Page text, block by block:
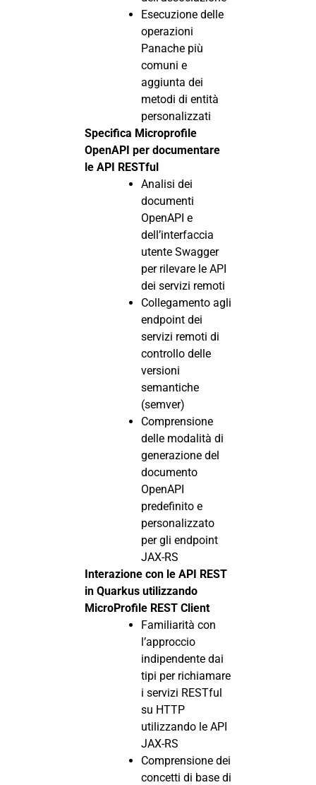
Esecuzione delle
operazioni
Panache più
comuni e
aggiunta dei
metodi di entità
personalizzati
Specifica Microprofile
OpenAPI per documentare
le API RESTful
Analisi dei
documenti
OpenAPI e
dell’interfaccia
utente Swagger
per rilevare le API
dei servizi remoti
Collegamento agli
endpoint dei
servizi remoti di
controllo delle
versioni
semantiche
(semver)
Comprensione
delle modalità di
generazione del
documento
OpenAPI
predefinito e
personalizzato
per gli endpoint
JAX-RS
Interazione con le API REST
in Quarkus utilizzando
MicroProfile REST Client
Familiarità con
l’approccio
indipendente dai
tipi per richiamare
i servizi RESTful
su HTTP
utilizzando le API
JAX-RS
Comprensione dei
concetti di base di